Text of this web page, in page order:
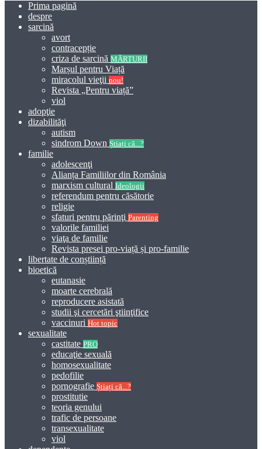
Prima pagină
despre
sarcină
avort
contracepție
criza de sarcină MĂRTURII
Marșul pentru Viață
miracolul vieţii nou!
Revista „Pentru viață”
viol
adopţie
dizabilităţi
autism
sindrom Down Știați că...?
familie
adolescenţi
Alianța Familiilor din România
marxism cultural Ideologii
referendum pentru căsătorie
religie
sfaturi pentru părinţi Parenting
valorile familiei
viaţa de familie
Revista presei pro-viață și pro-familie
libertate de conștiință
bioetică
eutanasie
moarte cerebrală
reproducere asistată
studii şi cercetări ştiinţifice
vaccinuri Hot topic
sexualitate
castitate PRO
educaţie sexuală
homosexualitate
pedofilie
pornografie Știați că...?
prostitutie
teoria genului
trafic de persoane
transexualitate
viol